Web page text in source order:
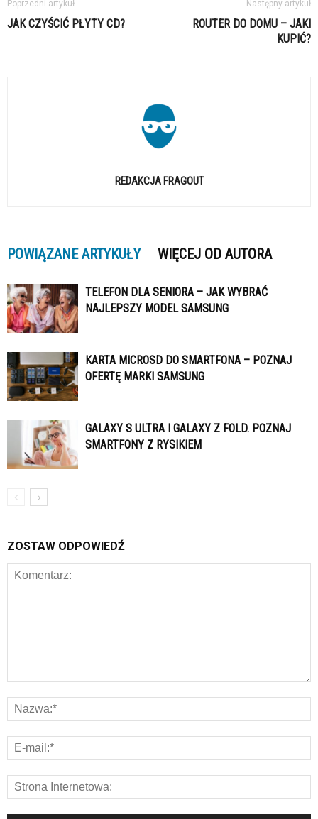
Poprzedni artykuł
JAK CZYŚCIĆ PŁYTY CD?
Następny artykuł
ROUTER DO DOMU – JAKI
KUPIĆ?
REDAKCJA FRAGOUT
POWIĄZANE ARTYKUŁY WIĘCEJ OD AUTORA
TELEFON DLA SENIORA – JAK WYBRAĆ
NAJLEPSZY MODEL SAMSUNG
KARTA MICROSD DO SMARTFONA – POZNAJ
OFERTĘ MARKI SAMSUNG
GALAXY S ULTRA I GALAXY Z FOLD. POZNAJ
SMARTFONY Z RYSIKIEM
ZOSTAW ODPOWIEDŹ